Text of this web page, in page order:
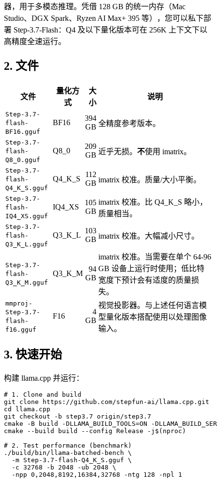
器，用于多模态推理。凭借 128 GB 的统一内存（Mac
Studio、DGX Spark、Ryzen AI Max+ 395 等），您可以私下部
署 Step-3.7-Flash：Q4 及以下量化版本可在 256K 上下文下以
高精度全速运行。
2. 文件
文件
量化方
式
大
小
说明
Step-3.7-
flash-
BF16.gguf
BF16
394
GB 全精度参考版本。
Step-3.7-
flash-
Q8_0.gguf
Q8_0
209
GB 近乎无损。 不使用 imatrix。
Step-3.7-
flash-
Q4_K_S.gguf
Q4_K_S
112
GB imatrix 校准。质量/大小平衡。
Step-3.7-
flash-
IQ4_XS.gguf
IQ4_XS
105
GB
imatrix 校准。比 Q4_K_S 略小，
质量相当。
Step-3.7-
flash-
Q3_K_L.gguf
Q3_K_L
103
GB imatrix 校准。大幅减小尺寸。
Step-3.7-
flash-
Q3_K_M.gguf
Q3_K_M
94
GB
imatrix 校准。当需要在单个 64-96
GB 设备上运行时使用；低比特
宽度下预计会有适度的质量损
失。
mmproj-
Step-3.7-
flash-
f16.gguf
F16
4
GB
视觉投影器。与上述任何语言模
型量化版本搭配使用以处理图像
输入。
3. 快速开始
构建 llama.cpp 并运行：
# 1. Clone and build
git clone https://github.com/stepfun-ai/llama.cpp.git
cd llama.cpp
git checkout -b step3.7 origin/step3.7
cmake -B build -DLLAMA_BUILD_TOOLS=ON -
cmake --build build --config Release -j$(nproc)
# 2. Test performance (benchmark)
./build/bin/llama-batched-bench \
  -m Step-3.7-flash-Q4_K_S.gguf \
  -c 32768 -b 2048 -ub 2048 \
  -npp 0,2048,8192,16384,32768 -ntg 128 -npl 1